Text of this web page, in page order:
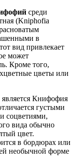
среди
(Kniphofia
в
вид привлекает
может
Кроме того,
цветы или
является Книфофия
густыми
соцветиями,
вида обычно
цвет.
в бордюрах или
необычной форме